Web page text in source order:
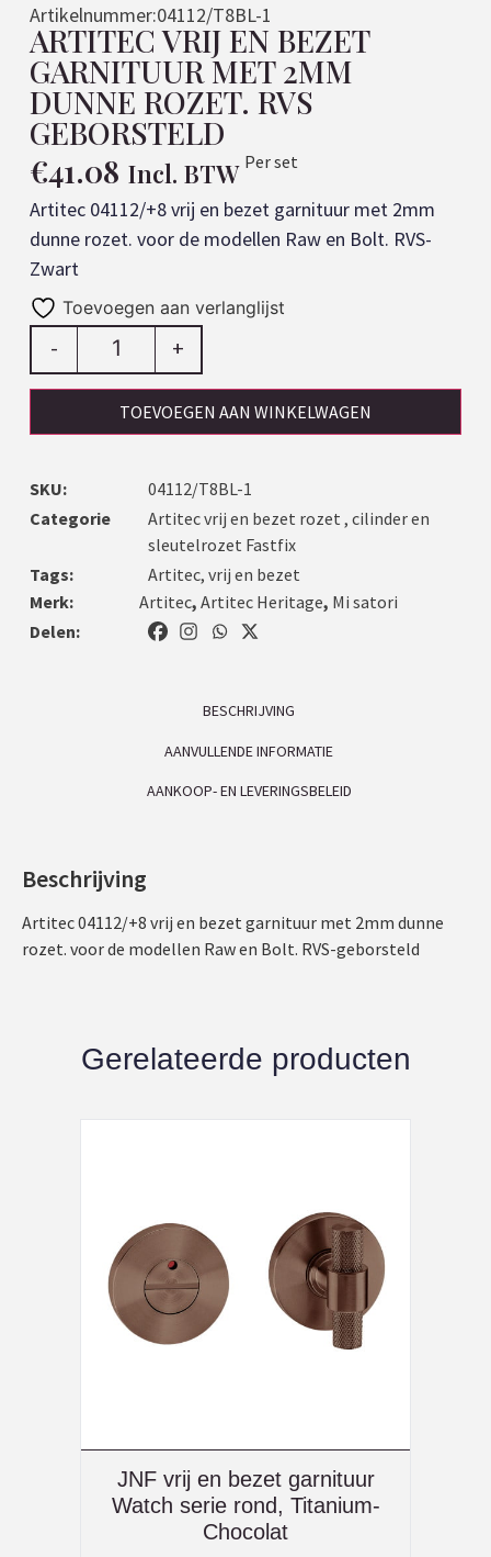
Artikelnummer:04112/T8BL-1
ARTITEC VRIJ EN BEZET
GARNITUUR MET 2MM
DUNNE ROZET. RVS
GEBORSTELD
€41.08 Incl. BTW Per set
Artitec 04112/+8 vrij en bezet garnituur met 2mm
dunne rozet. voor de modellen Raw en Bolt. RVS-
Zwart
Toevoegen aan verlanglijst
- +
TOEVOEGEN AAN WINKELWAGEN
SKU:
04112/T8BL-1
Categorie
Artitec vrij en bezet rozet , cilinder en
sleutelrozet Fastfix
Tags:
Artitec, vrij en bezet
Merk:
Artitec, Artitec Heritage, Mi satori
Delen:
BESCHRIJVING
AANVULLENDE INFORMATIE
AANKOOP- EN LEVERINGSBELEID
Beschrijving
Artitec 04112/+8 vrij en bezet garnituur met 2mm dunne
rozet. voor de modellen Raw en Bolt. RVS-geborsteld
Gerelateerde producten
JNF vrij en bezet garnituur
Watch serie rond, Titanium-
Chocolat